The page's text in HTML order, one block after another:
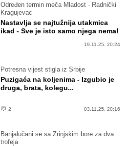
Određen termin meča Mladost - Radnički
Kragujevac
Nastavlja se najtužnija utakmica
ikad - Sve je isto samo njega nema!
19.11.25. 20:24
Potresna vijest stigla iz Srbije
Puzigaća na koljenima - Izgubio je
druga, brata, kolegu...
2 03.11.25. 20:16
Banjalučani se sa Zrinjskim bore za dva
trofeja